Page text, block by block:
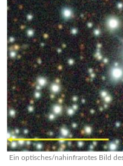
Ein optisches/nahinfrarotes Bild